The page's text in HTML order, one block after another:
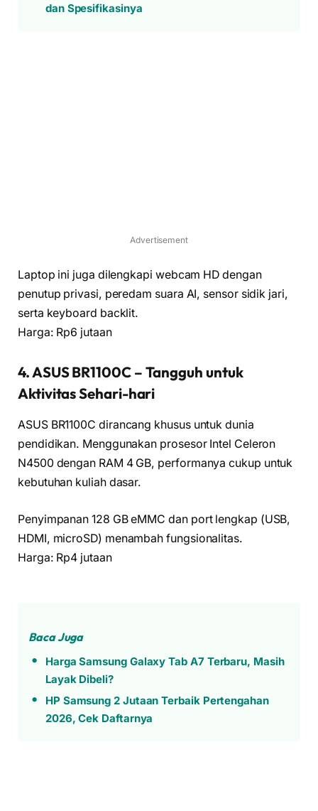
dan Spesifikasinya
Advertisement
Laptop ini juga dilengkapi webcam HD dengan
penutup privasi, peredam suara AI, sensor sidik jari,
serta keyboard backlit.
Harga: Rp6 jutaan
4. ASUS BR1100C – Tangguh untuk
Aktivitas Sehari-hari
ASUS BR1100C dirancang khusus untuk dunia
pendidikan. Menggunakan prosesor Intel Celeron
N4500 dengan RAM 4 GB, performanya cukup untuk
kebutuhan kuliah dasar.
Penyimpanan 128 GB eMMC dan port lengkap (USB,
HDMI, microSD) menambah fungsionalitas.
Harga: Rp4 jutaan
Baca Juga
Harga Samsung Galaxy Tab A7 Terbaru, Masih
Layak Dibeli?
HP Samsung 2 Jutaan Terbaik Pertengahan
2026, Cek Daftarnya